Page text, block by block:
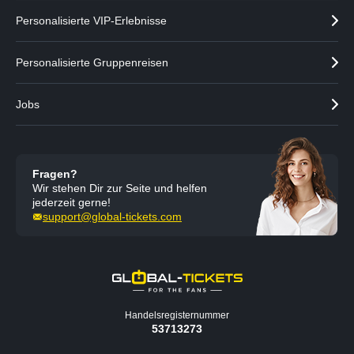
n
Personalisierte VIP-Erlebnisse
Personalisierte Gruppenreisen
Jobs
Fragen?
Wir stehen Dir zur Seite und helfen
jederzeit gerne!
support@global-tickets.com
Handelsregisternummer
53713273